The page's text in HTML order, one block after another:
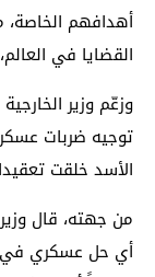
أهدافهم الخاصة،
القضايا في
وزعّم وزير
توجيه ضربات
الأسد خلقت
من جهته، قال وزير
أي حل عسكري في